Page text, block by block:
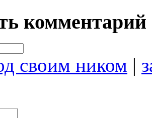
комментарий
своим ником |